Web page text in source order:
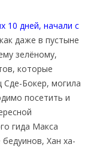
10 дней, начали с
даже в пустыне
зелёному,
которые
Бокер, могила
посетить и
гида Макса
Хан ха-